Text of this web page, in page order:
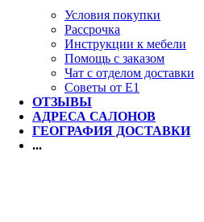
Условия покупки
Рассрочка
Инструкции к мебели
Помощь с заказом
Чат с отделом доставки
Советы от Е1
ОТЗЫВЫ
АДРЕСА САЛОНОВ
ГЕОГРАФИЯ ДОСТАВКИ
...